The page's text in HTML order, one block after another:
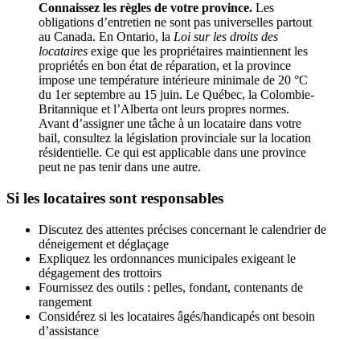
Connaissez les règles de votre province. Les
obligations d’entretien ne sont pas universelles partout
au Canada. En Ontario, la Loi sur les droits des
locataires exige que les propriétaires maintiennent les
propriétés en bon état de réparation, et la province
impose une température intérieure minimale de 20 °C
du 1er septembre au 15 juin. Le Québec, la Colombie-
Britannique et l’Alberta ont leurs propres normes.
Avant d’assigner une tâche à un locataire dans votre
bail, consultez la législation provinciale sur la location
résidentielle. Ce qui est applicable dans une province
peut ne pas tenir dans une autre.
Si les locataires sont responsables
Discutez des attentes précises concernant le calendrier de
déneigement et déglaçage
Expliquez les ordonnances municipales exigeant le
dégagement des trottoirs
Fournissez des outils : pelles, fondant, contenants de
rangement
Considérez si les locataires âgés/handicapés ont besoin
d’assistance